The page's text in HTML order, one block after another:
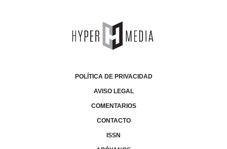
POLÍTICA DE PRIVACIDAD
AVISO LEGAL
COMENTARIOS
CONTACTO
ISSN